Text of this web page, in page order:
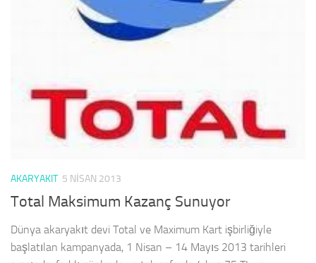
AKARYAKIT 5 NISAN 2013
Total Maksimum Kazanç Sunuyor
Dünya akaryakıt devi Total ve Maximum Kart işbirliğiyle
başlatılan kampanyada, 1 Nisan – 14 Mayıs 2013 tarihleri